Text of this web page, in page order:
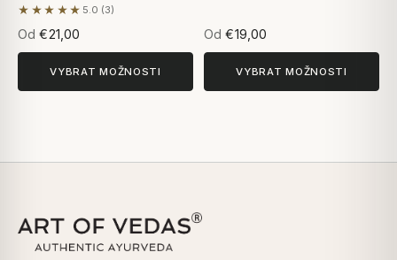
★★★★★ 5.0 (3)
Na základě 3 hodnocení
Od €21,00
VYBRAT MOŽNOSTI
Od €19,00
VYBRAT MOŽNOSTI